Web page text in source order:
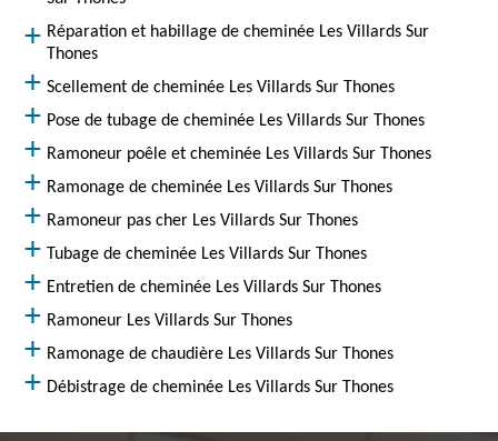
Réparation et habillage de cheminée Les Villards Sur
Thones
Scellement de cheminée Les Villards Sur Thones
Pose de tubage de cheminée Les Villards Sur Thones
Ramoneur poêle et cheminée Les Villards Sur Thones
Ramonage de cheminée Les Villards Sur Thones
Ramoneur pas cher Les Villards Sur Thones
Tubage de cheminée Les Villards Sur Thones
Entretien de cheminée Les Villards Sur Thones
Ramoneur Les Villards Sur Thones
Ramonage de chaudière Les Villards Sur Thones
Débistrage de cheminée Les Villards Sur Thones